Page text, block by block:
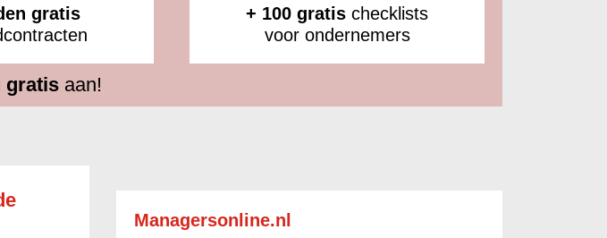
gratis
+ 100 gratis checklists
voor ondernemers
gratisaan!
Managersonline.nl